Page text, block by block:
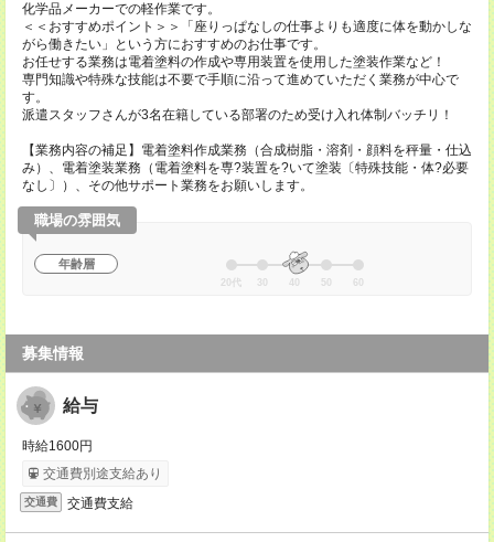
化学品メーカーでの軽作業です。
＜＜おすすめポイント＞＞「座りっぱなしの仕事よりも適度に体を動かしな
がら働きたい」という方におすすめのお仕事です。
お任せする業務は電着塗料の作成や専用装置を使用した塗装作業など！
専門知識や特殊な技能は不要で手順に沿って進めていただく業務が中心で
す。
派遣スタッフさんが3名在籍している部署のため受け入れ体制バッチリ！
【業務内容の補足】電着塗料作成業務（合成樹脂・溶剤・顔料を秤量・仕込
み）、電着塗装業務（電着塗料を専?装置を?いて塗装〔特殊技能・体?必要
なし〕）、その他サポート業務をお願いします。
職場の雰囲気
年齢層
20代 30 40 50 60
募集情報
給与
時給1600円
交通費別途支給あり
交通費 交通費支給